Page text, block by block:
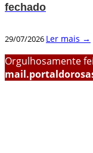
fechado
29/07/2026 Ler mais →
Orgulhosamente